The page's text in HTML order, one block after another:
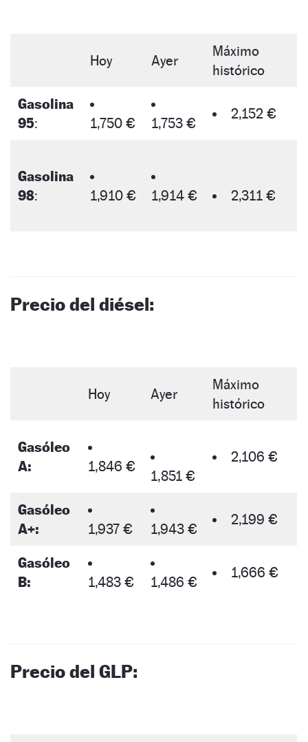
Hoy Ayer
Máximo
histórico
Gasolina
95: 1,750 € 1,753 €
2,152 €
Gasolina
98: 1,910 € 1,914 € 2,311 €
Precio del diésel:
Hoy Ayer
Máximo
histórico
Gasóleo
A:
1,846 €
1,851 €
2,106 €
Gasóleo
A+:
1,937 € 1,943 €
2,199 €
Gasóleo
B:
1,483 € 1,486 €
1,666 €
Precio del GLP: